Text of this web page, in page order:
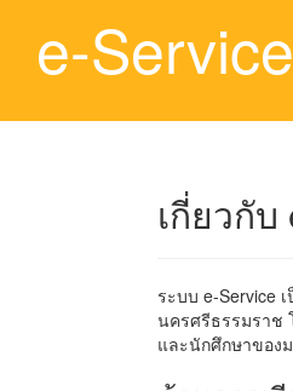
e-Service
เกี่ยวกับ
ระบบ e-Service
นครศรีธรรมราช
และนักศึกษาของ